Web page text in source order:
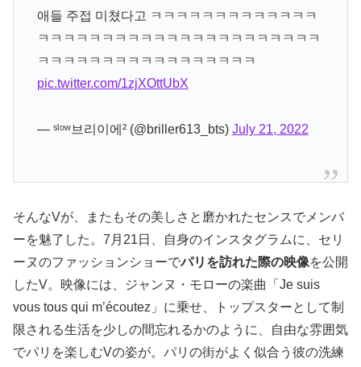
애들 주접 미쳤다고 ㅋㅋㅋㅋㅋㅋㅋㅋㅋㅋㅋㅋㅋ
ㅋㅋㅋㅋㅋㅋㅋㅋㅋㅋㅋㅋㅋㅋㅋㅋㅋㅋㅋㅋㅋㅋ
ㅋㅋㅋㅋㅋㅋㅋㅋㅋㅋㅋㅋㅋㅋㅋㅋㅋ
pic.twitter.com/1zjXOttUbX
— ˢˡᵒʷ브리이에² (@briller613_bts) July 21, 2022
そんなVが、またもその美しさと磨かれたセンスでメンバ
ーを魅了した。7月21日、自身のインスタグラムに、セリ
ーヌのファッションショーでパリを訪れた際の映像を公開
したV。映像には、ジャンヌ・モローの楽曲「Je suis
vous tous qui m’écoutez」に乗せ、トップスターとして制
限される生活を少しの間忘れるかのように、自由な雰囲気
でパリを楽しむVの姿が。パリの街がよく似合う彼の洗練